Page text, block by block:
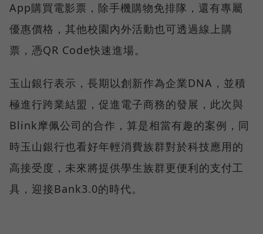
App購買電影票，除手機購物免排隊，還有專屬
優惠價格，其他校園內外活動也可透過線上購
票，憑QR Code快速進場。
玉山銀行表示，長期以創新作為企業DNA，並積
極進行跨業結盟，促進電子商務的發展，此次與
Blink摩佩公司的合作，算是相當有趣的案例，同
時玉山銀行也看好年輕消費族群對於科技應用的
高接受度，未來將提供學生族群更便利的支付工
具，迎接Bank3.0的時代。